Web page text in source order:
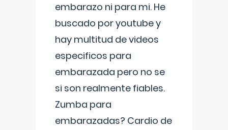
embarazo ni para mi. He
buscado por youtube y
hay multitud de videos
especificos para
embarazada pero no se
si son realmente fiables.
Zumba para
embarazadas? Cardio de